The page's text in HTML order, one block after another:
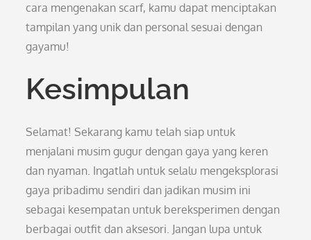
cara mengenakan scarf, kamu dapat menciptakan
tampilan yang unik dan personal sesuai dengan
gayamu!
Kesimpulan
Selamat! Sekarang kamu telah siap untuk
menjalani musim gugur dengan gaya yang keren
dan nyaman. Ingatlah untuk selalu mengeksplorasi
gaya pribadimu sendiri dan jadikan musim ini
sebagai kesempatan untuk bereksperimen dengan
berbagai outfit dan aksesori. Jangan lupa untuk